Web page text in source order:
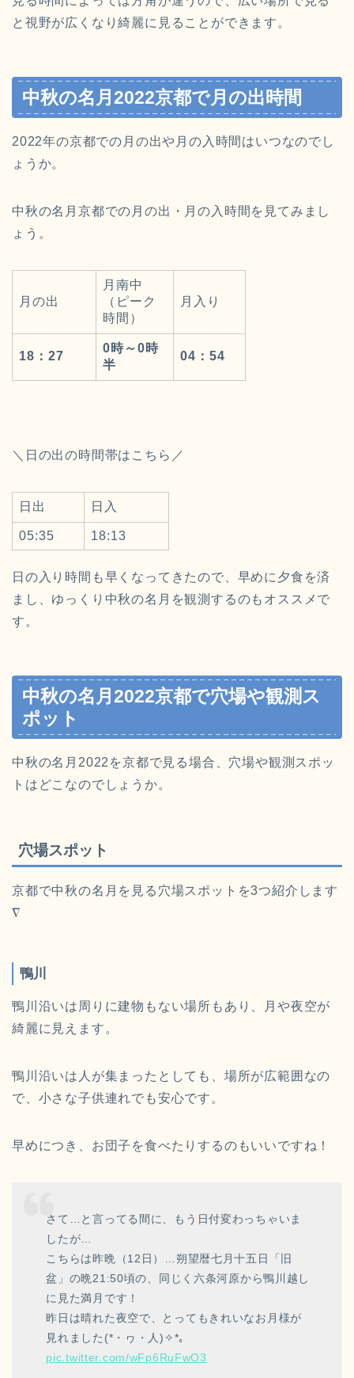
と視野が広くなり綺麗に見ることができます。
中秋の名月2022京都で月の出時間
2022年の京都での月の出や月の入時間はいつなのでし
ょうか。
中秋の名月京都での月の出・月の入時間を見てみまし
ょう。
月の出
月南中
（ピーク
時間）
月入り
18：27
0時～0時
半
04：54
＼ 日の出の時間帯はこちら ／
日出 日入
05:35 18:13
日の入り時間も早くなってきたので、早めに夕食を済
まし、ゆっくり中秋の名月を観測するのもオススメで
す。
中秋の名月2022京都で穴場や観測ス
ポット
中秋の名月2022を京都で見る場合、穴場や観測スポッ
トはどこなのでしょうか。
穴場スポット
京都で中秋の名月を見る穴場スポットを3つ紹介します
∇
鴨川
鴨川沿いは周りに建物もない場所もあり、月や夜空が
綺麗に見えます。
鴨川沿いは人が集まったとしても、場所が広範囲なの
で、小さな子供連れでも安心です。
早めにつき、お団子を食べたりするのもいいですね！
さて…と言ってる間に、もう日付変わっちゃいま
したが…
こちらは昨晩（12日）…朔望暦七月十五日「旧
盆」の晩21:50頃の、同じく六条河原から鴨川越し
に見た満月です！
昨日は晴れた夜空で、とってもきれいなお月様が
見れました(*・ヮ・人)✧*｡
pic.twitter.com/wFp6RuFwO3